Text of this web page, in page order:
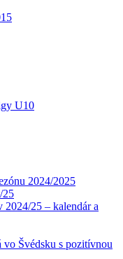
U10
2024/2025
25
2024/25 – kalendár a
Švédsku s pozitívnou